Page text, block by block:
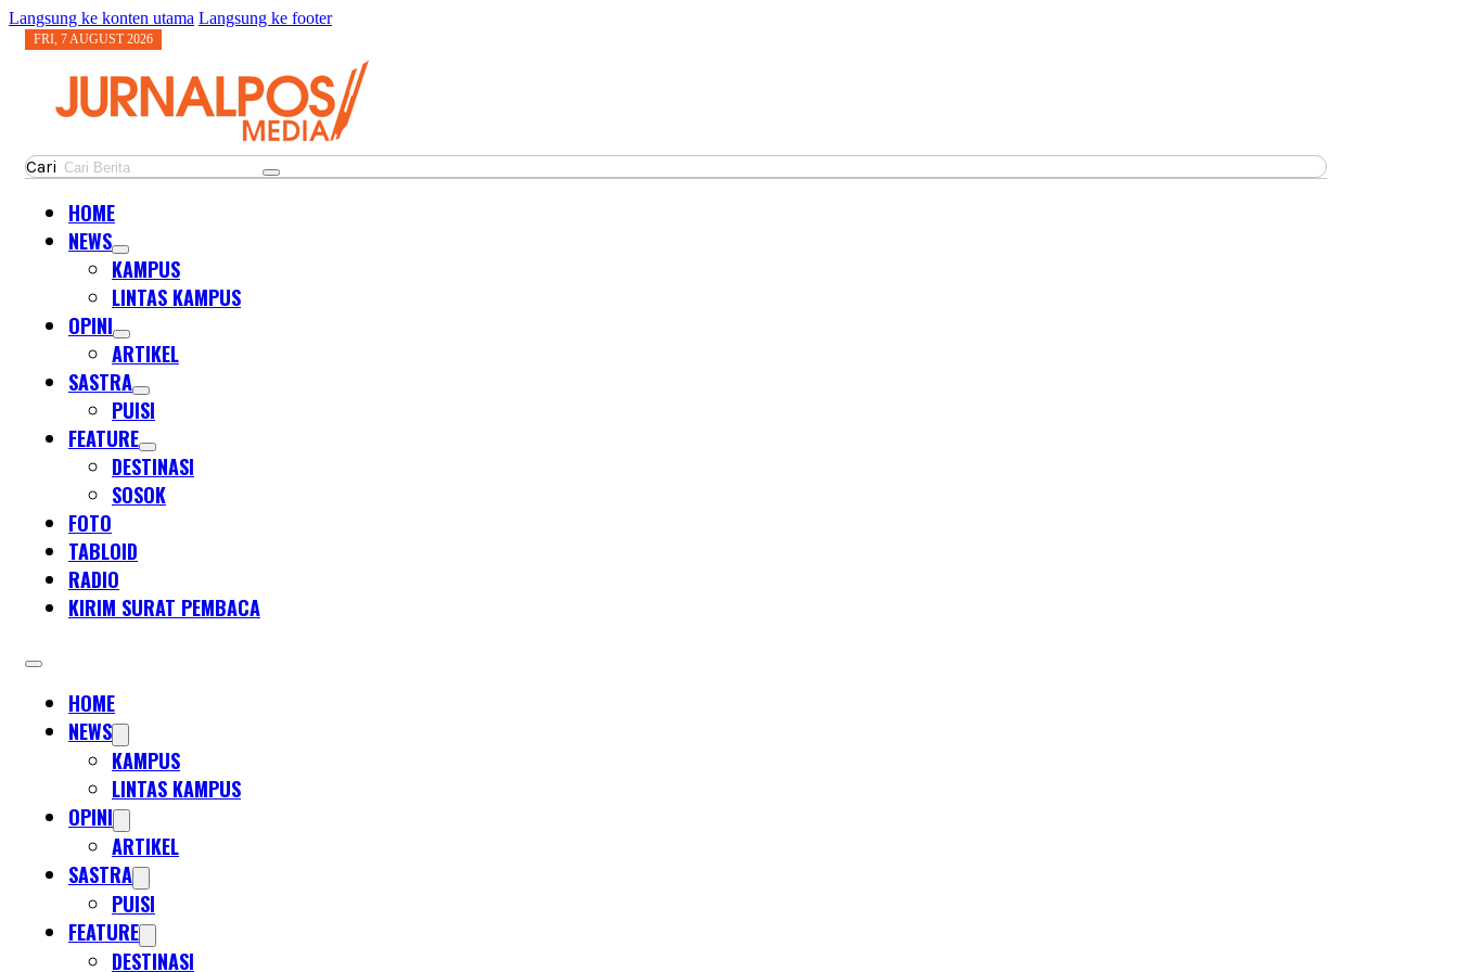
Langsung ke konten utama Langsung ke footer
FRI, 7 AUGUST 2026
Cari
HOME
NEWS
KAMPUS
LINTAS KAMPUS
OPINI
ARTIKEL
SASTRA
PUISI
FEATURE
DESTINASI
SOSOK
FOTO
TABLOID
RADIO
KIRIM SURAT PEMBACA
HOME
NEWS
KAMPUS
LINTAS KAMPUS
OPINI
ARTIKEL
SASTRA
PUISI
FEATURE
DESTINASI